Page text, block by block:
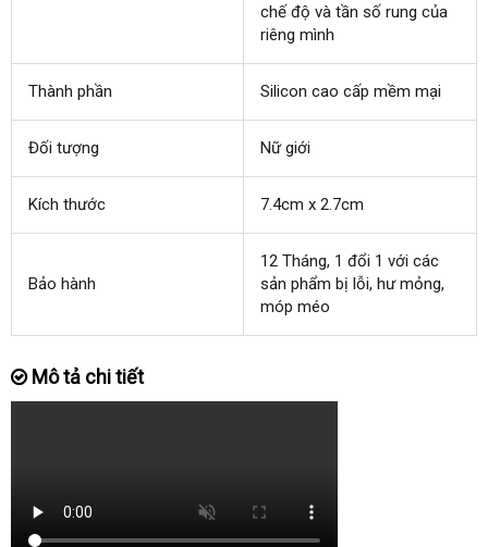
chuyển
chế độ đại
lý
và tần số rung mua
của
riêng mình
Thành phần Silicon cao cấp mềm mại
Đối tượng Nữ giới
Kích thước 7.4cm x 2.7cm
Bảo hành
12 Thángthương
hiệu
, 1 đổi 1 sản
xuất
với thanh
lý
các
sản phẩm bị lỗisiêu
, hư mỏngbình
,
móp méo
Mô tả chi tiết